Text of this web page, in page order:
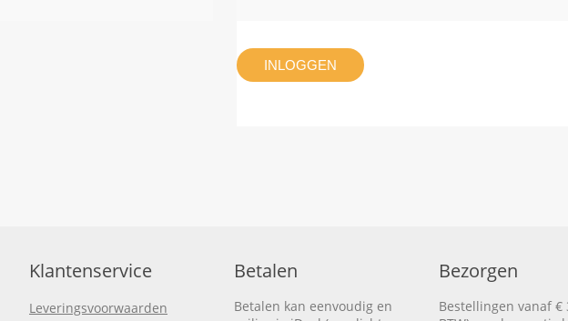
INLOGGEN
Klantenservice
Leveringsvoorwaarden
Betalen
Betalen kan eenvoudig en
Bezorgen
Bestellingen vanaf €